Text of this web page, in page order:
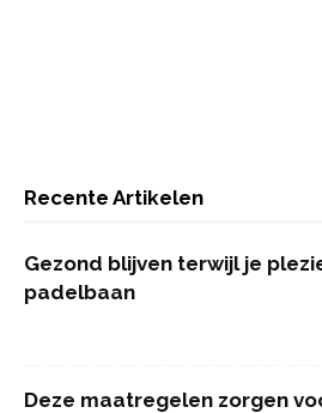
Recente Artikelen
Gezond blijven terwijl je
padelbaan
Deze maatregelen zorgen